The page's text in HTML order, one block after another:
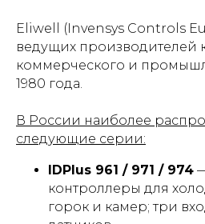
Eliwell (Invensys Controls
ведущих производителей
коммерческого и
1980 года.
В России наиболее
следующие серии:
IDPlus 961 / 971 / 974
контроллеры для
горок и камер; три